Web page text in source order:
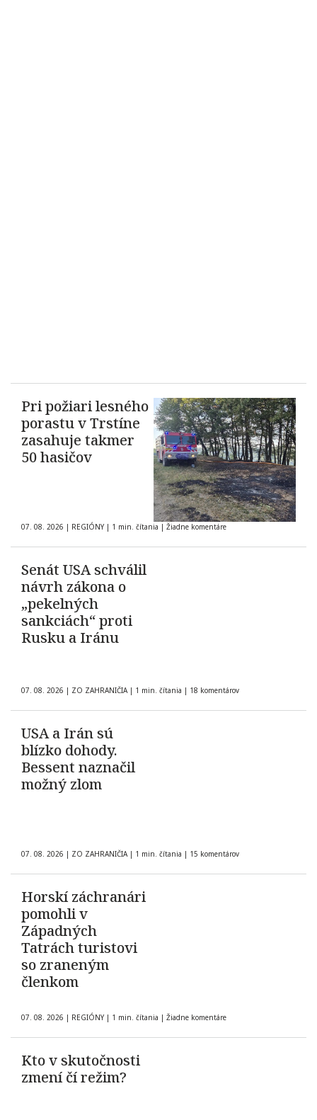
Pri požiari lesného
porastu v Trstíne
zasahuje takmer
50 hasičov
07. 08. 2026 | REGIÓNY | 1 min. čítania | Žiadne komentáre
Senát USA schválil
návrh zákona o
„pekelných
sankciách“ proti
Rusku a Iránu
07. 08. 2026 | ZO ZAHRANIČIA | 1 min. čítania | 18 komentárov
USA a Irán sú
blízko dohody.
Bessent naznačil
možný zlom
07. 08. 2026 | ZO ZAHRANIČIA | 1 min. čítania | 15 komentárov
Horskí záchranári
pomohli v
Západných
Tatrách turistovi
so zraneným
členkom
07. 08. 2026 | REGIÓNY | 1 min. čítania | Žiadne komentáre
Kto v skutočnosti
zmení čí režim?